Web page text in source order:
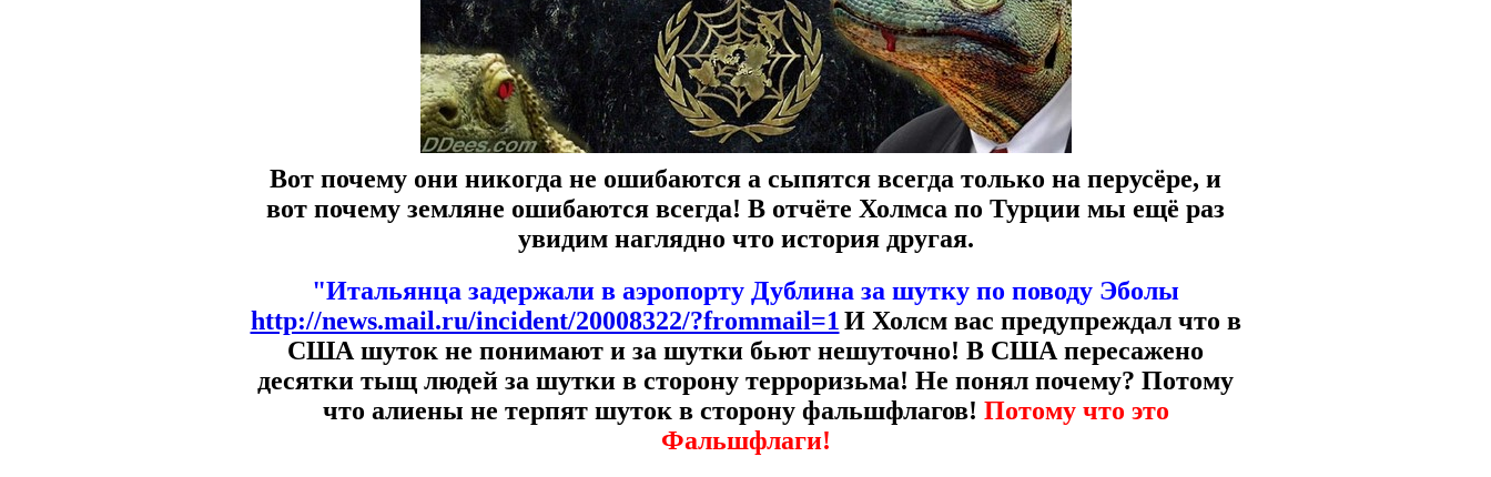
Вот почему они никогда не ошибаются а сыпятся всегда только на перусёре, и
вот почему земляне ошибаются всегда! В отчёте Холмса по Турции мы ещё раз
увидим наглядно что история другая.
"Итальянца задержали в аэропорту Дублина за шутку по поводу Эболы
http://news.mail.ru/incident/20008322/?frommail=1 И Холсм вас предупреждал что в
США шуток не понимают и за шутки бьют нешуточно! В США пересажено
десятки тыщ людей за шутки в сторону терроризьма! Не понял почему? Потому
что алиены не терпят шуток в сторону фальшфлагов! Потому что это
Фальшфлаги!